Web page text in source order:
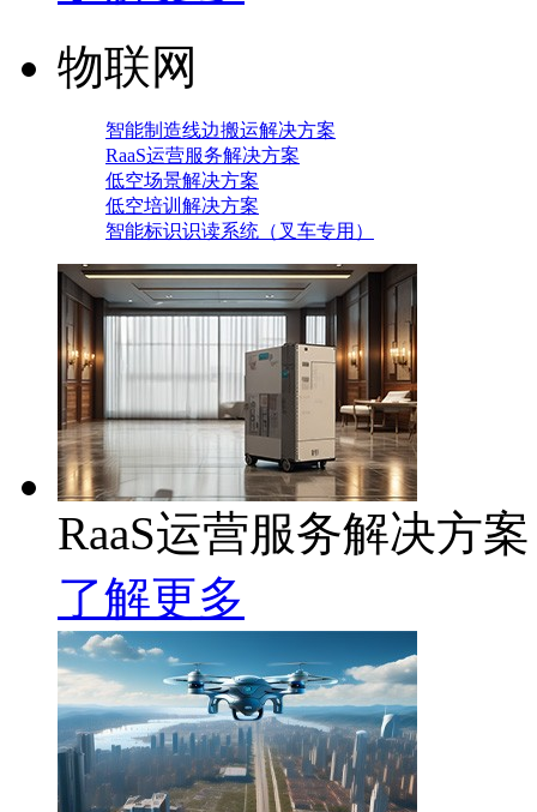
物联网
智能制造线边搬运解决方案
RaaS运营服务解决方案
低空场景解决方案
低空培训解决方案
智能标识识读系统（叉车专用）
RaaS运营服务解决方案
了解更多